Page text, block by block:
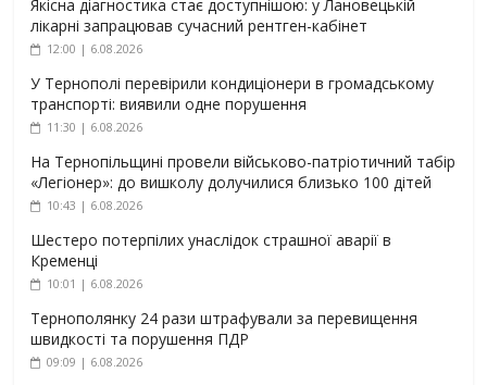
Якісна діагностика стає доступнішою: у Лановецькій
лікарні запрацював сучасний рентген-кабінет
12:00 | 6.08.2026
У Тернополі перевірили кондиціонери в громадському
транспорті: виявили одне порушення
11:30 | 6.08.2026
На Тернопільщині провели військово-патріотичний табір
«Легіонер»: до вишколу долучилися близько 100 дітей
10:43 | 6.08.2026
Шестеро потерпілих унаслідок страшної аварії в
Кременці
10:01 | 6.08.2026
Тернополянку 24 рази штрафували за перевищення
швидкості та порушення ПДР
09:09 | 6.08.2026